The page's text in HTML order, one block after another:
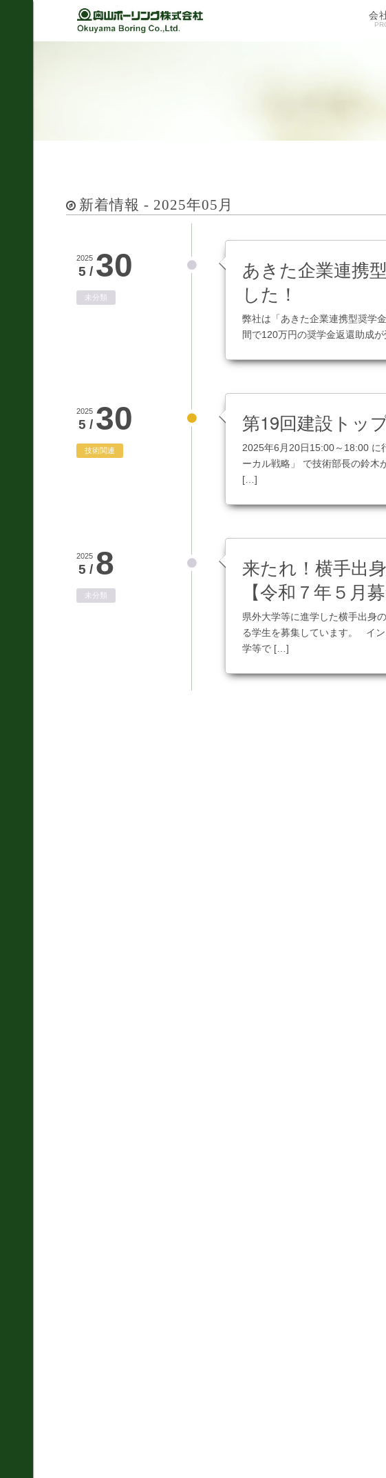
会社概要
さく井工事
調査設計
道路河川/構造物設計
砂防・地すべり調査
施設維持管理
会
新着情報 - 2025年05月
2025
5 / 30
未分類
あきた企業連携
した！
弊社は「あきた企業連携型奨学
間で120万円の奨学金返還助成
2025
5 / 30
技術関連
第19回建設トッ
2025年6月20日15:00～18:00 に
ーカル戦略」 で技術部長の鈴木
[…]
2025
5 / 8
未分類
来たれ！横手出
【令和７年５月
県外大学等に進学した横手出身
る学生を募集しています。 イ
学等で […]